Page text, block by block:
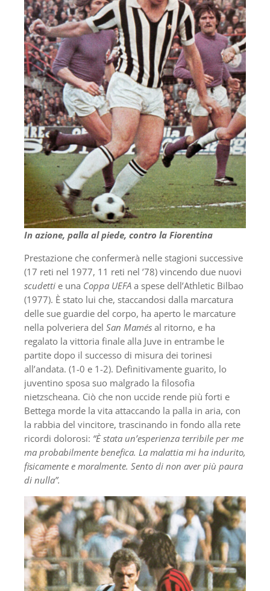
In azione, palla al piede, contro la Fiorentina
Prestazione che confermerà nelle stagioni successive
(17 reti nel 1977, 11 reti nel ’78) vincendo due nuovi
scudetti e una Coppa UEFA a spese dell’Athletic Bilbao
(1977). È stato lui che, staccandosi dalla marcatura
delle sue guardie del corpo, ha aperto le marcature
nella polveriera del San Mamés al ritorno, e ha
regalato la vittoria finale alla Juve in entrambe le
partite dopo il successo di misura dei torinesi
all’andata. (1-0 e 1-2). Definitivamente guarito, lo
juventino sposa suo malgrado la filosofia
nietzscheana. Ciò che non uccide rende più forti e
Bettega morde la vita attaccando la palla in aria, con
la rabbia del vincitore, trascinando in fondo alla rete
ricordi dolorosi: “È stata un’esperienza terribile per me
ma probabilmente benefica. La malattia mi ha indurito,
fisicamente e moralmente. Sento di non aver più paura
di nulla”.